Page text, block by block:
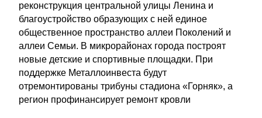
реконструкция центральной улицы Ленина и
благоустройство образующих с ней единое
общественное пространство аллеи Поколений и
аллеи Семьи. В микрорайонах города построят
новые детские и спортивные площадки. При
поддержке Металлоинвеста будут
отремонтированы трибуны стадиона «Горняк», а
регион профинансирует ремонт кровли